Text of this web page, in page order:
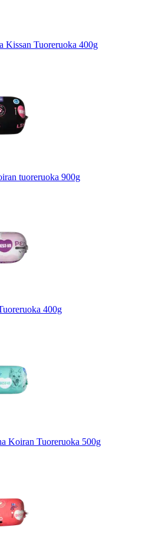
Tuoreruoka 400g
tuoreruoka 900g
400g
Koiran Tuoreruoka 500g